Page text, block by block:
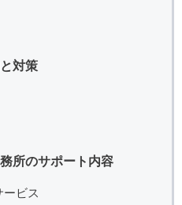
対策
所のサポート内容
ービス